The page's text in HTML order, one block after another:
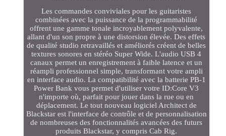
Les commandes conviviales pour les guitaristes
combinées avec la puissance de la programmabilité
offrent une gamme tonale incroyablement polyvalente,
allant d'un son propre à une distorsion élevée. Des effets
de qualité studio retravaillés et améliorés créent de belles
textures sonores en stéréo Super Wide. L'audio USB 4
canaux permet un enregistrement à faible latence et un
réampli professionnel simple, transformant votre ampli
en interface audio. La compatibilité avec la batterie PB-1
Power Bank vous permet d'utiliser votre ID:Core V3
n'importe où, parfait pour jouer dans la rue ou en
déplacement. Le tout nouveau logiciel Architect de
Blackstar est l'interface de contrôle et de personnalisation
de nombreuses des fonctionnalités avancées des futurs
produits Blackstar, y compris Cab Rig.